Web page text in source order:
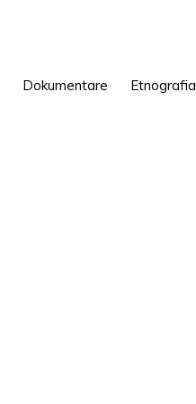
Dokumentare Etnografia